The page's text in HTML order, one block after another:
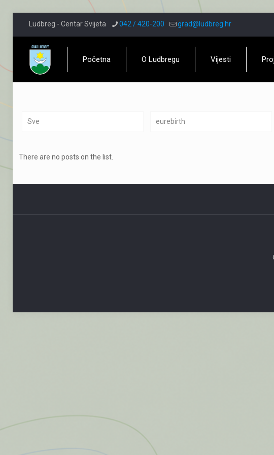
Ludbreg - Centar Svijeta 042 / 420-200 grad@ludbreg.hr
Početna O Ludbregu Vijesti
Sve eurebirth
There are no posts on the list.